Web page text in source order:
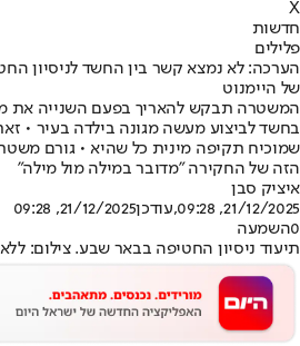
X
חדשות
פלילים
הערכה: לא נמצא קשר בין החשד לניסיון
של היימנוט
המשטרה תבקש להאריך בפעם השנייה את
בחשד לביצוע מעשה מגונה בילדה בעיר •
שמוכיח תקיפה מינית כל שהיא • גורם
הזה של החקירה ״מדובר במילה מול מילה״
איציק סבן
21/12/2025, 09:28
,עודכן21/12/2025, 09:28
0השמעה
תיעוד ניסיון החטיפה בבאר שבע. צילום: ללא